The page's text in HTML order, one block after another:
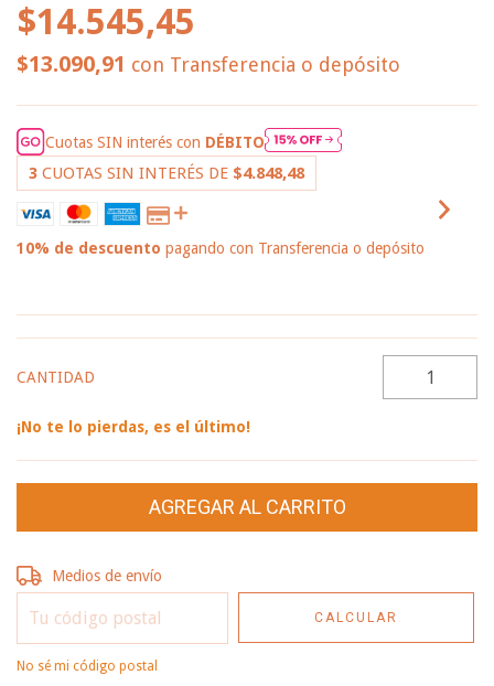
$14.545,45
$13.090,91 con Transferencia o depósito
Cuotas SIN interés con DÉBITO
3 CUOTAS SIN INTERÉS DE $4.848,48
10% de descuento pagando con Transferencia o depósito
CANTIDAD
¡No te lo pierdas, es el último!
Entregas para el CP:
Medios de envío
CALCULAR
No sé mi código postal